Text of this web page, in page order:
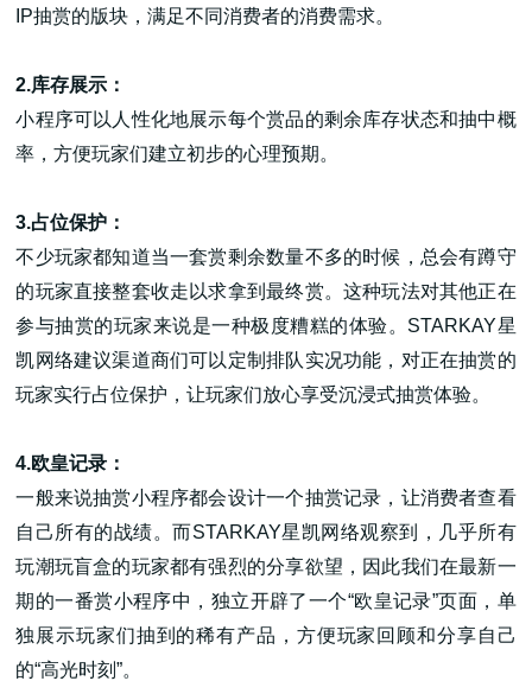
IP抽赏的版块，满足不同消费者的消费需求。
2.库存展示：
小程序可以人性化地展示每个赏品的剩余库存状态和抽中概
率，方便玩家们建立初步的心理预期。
3.占位保护：
不少玩家都知道当一套赏剩余数量不多的时候，总会有蹲守
的玩家直接整套收走以求拿到最终赏。这种玩法对其他正在
参与抽赏的玩家来说是一种极度糟糕的体验。STARKAY星
凯网络建议渠道商们可以定制排队实况功能，对正在抽赏的
玩家实行占位保护，让玩家们放心享受沉浸式抽赏体验。
4.欧皇记录：
一般来说抽赏小程序都会设计一个抽赏记录，让消费者查看
自己所有的战绩。而STARKAY星凯网络观察到，几乎所有
玩潮玩盲盒的玩家都有强烈的分享欲望，因此我们在最新一
期的一番赏小程序中，独立开辟了一个“欧皇记录”页面，单
独展示玩家们抽到的稀有产品，方便玩家回顾和分享自己
的“高光时刻”。